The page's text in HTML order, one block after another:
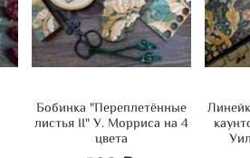
Бобинка "Переплетённые
листья II" У. Морриса на 4
цвета